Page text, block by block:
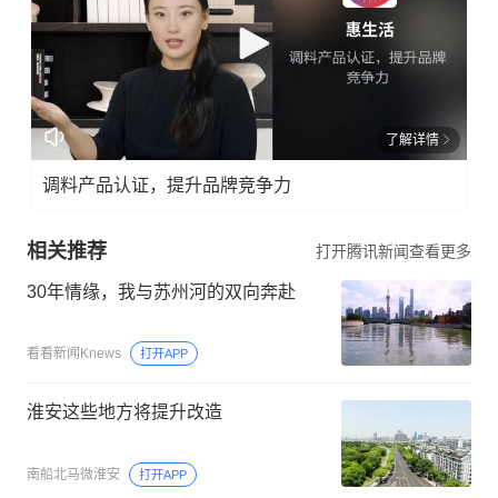
了解详情
调料产品认证，提升品牌竞争力
相关推荐 打开腾讯新闻查看更多
30年情缘，我与苏州河的双向奔赴
看看新闻Knews 打开APP
淮安这些地方将提升改造
南船北马微淮安 打开APP